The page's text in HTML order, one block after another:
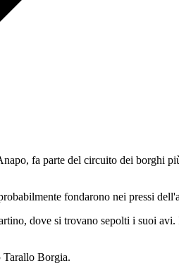
fa parte del circuito dei borghi
fondarono nei pressi
dove si trovano sepolti i suoi
Tarallo Borgia.